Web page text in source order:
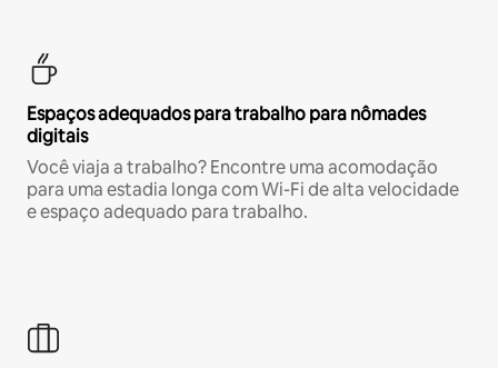
Espaços adequados para trabalho para nômades
digitais
Você viaja a trabalho? Encontre uma acomodação
para uma estadia longa com Wi-Fi de alta velocidade
e espaço adequado para trabalho.